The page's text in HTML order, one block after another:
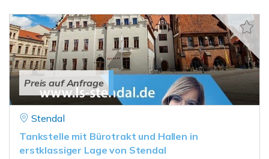
Preis auf Anfrage
Stendal
Tankstelle mit Bürotrakt und Hallen in
erstklassiger Lage von Stendal